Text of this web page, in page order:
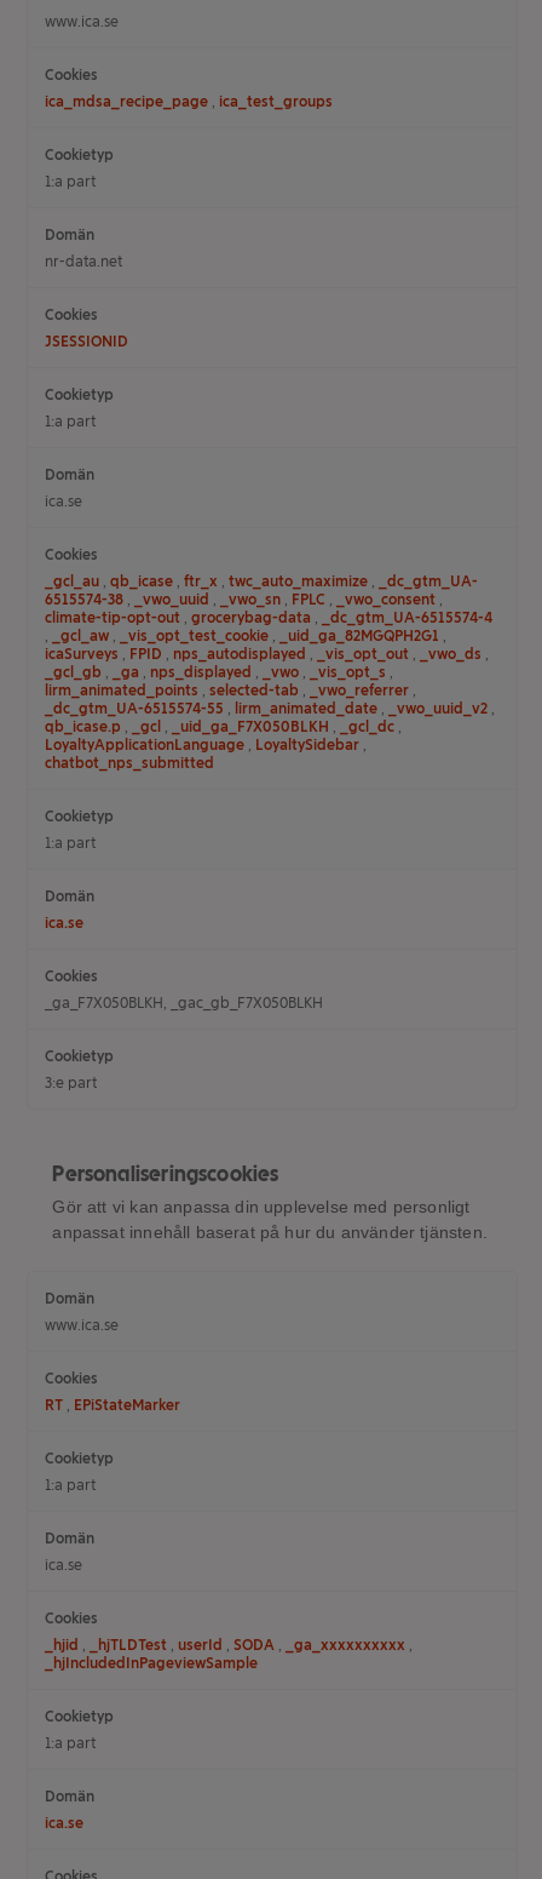
www.ica.se
ica_mdsa_recipe_page , ica_test_groups
1:a part
nr-data.net
JSESSIONID
1:a part
ica.se
_gcl_au ,qb_icase ,ftr_x ,twc_auto_maximize ,
_dc_gtm_UA-
6515574-38 , _vwo_uuid , _vwo_sn , FPLC , _vwo_consent ,
climate-tip-opt-out ,grocerybag-data ,
_dc_gtm_UA-6515574-4
,
_gcl_aw , _vis_opt_test_cookie , _uid_ga_82MGQPH2G1 ,
icaSurveys , FPID , nps_autodisplayed , _vis_opt_out , _vwo_ds ,
_gcl_gb , _ga , nps_displayed , _vwo , _vis_opt_s ,
lirm_animated_points ,selected-tab , _vwo_referrer ,
_dc_gtm_UA-6515574-55 , lirm_animated_date , _vwo_uuid_v2 ,
qb_icase.p , _gcl , _uid_ga_F7X050BLKH , _gcl_dc ,
LoyaltyApplicationLanguage , LoyaltySidebar ,
chatbot_nps_submitted
1:a part
ica.se
_ga_F7X050BLKH, _gac_gb_F7X050BLKH
3:e part
Personaliseringscookies
Gör att vi kan anpassa din upplevelse med personligt
anpassat innehåll baserat på hur du använder tjänsten.
www.ica.se
RT , EPiStateMarker
1:a part
ica.se
_hjid , _hjTLDTest , userId ,SODA , _ga_xxxxxxxxxx ,
_hjIncludedInPageviewSample
1:a part
ica.se